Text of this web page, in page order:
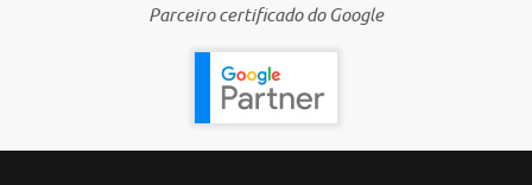
Parceiro certificado do Google